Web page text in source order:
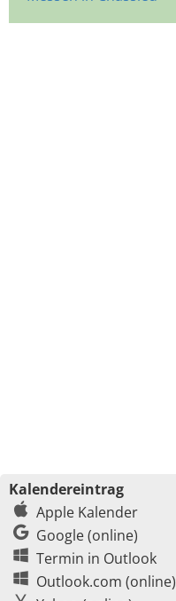
Kalendereintrag
Apple Kalender
Google (online)
Termin in Outlook
Outlook.com (online)